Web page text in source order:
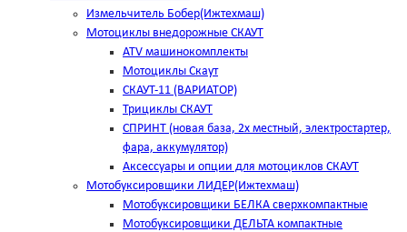
Измельчитель Бобер(Ижтехмаш)
Мотоциклы внедорожные СКАУТ
ATV машинокомплекты
Мотоциклы Скаут
СКАУТ-11 (ВАРИАТОР)
Трициклы СКАУТ
СПРИНТ (новая база, 2х местный, электростартер,
фара, аккумулятор)
Аксессуары и опции для мотоциклов СКАУТ
Мотобуксировщики ЛИДЕР(Ижтехмаш)
Мотобуксировщики БЕЛКА сверхкомпактные
Мотобуксировщики ДЕЛЬТА компактные